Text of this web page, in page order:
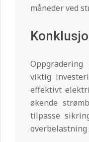
måneder ved
viktig
effektivt
økende
tilpasse